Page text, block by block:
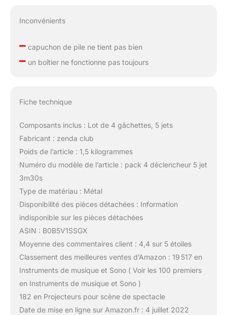
Inconvénients
–capuchon de pile ne tient pas bien
–un boîtier ne fonctionne pas toujours
Fiche technique
Composants inclus : Lot de 4 gâchettes, 5 jets
Fabricant : zenda club
Poids de l’article : 1,5 kilogrammes
Numéro du modèle de l’article : pack 4 déclencheur 5 jet
3m30s
Type de matériau : Métal
Disponibilité des pièces détachées : Information
indisponible sur les pièces détachées
ASIN : B0B5V1SSGX
Moyenne des commentaires client : 4,4 sur 5 étoiles
Classement des meilleures ventes d’Amazon : 19 517 en
Instruments de musique et Sono ( Voir les 100 premiers
en Instruments de musique et Sono )
182 en Projecteurs pour scène de spectacle
Date de mise en ligne sur Amazon.fr : 4 juillet 2022